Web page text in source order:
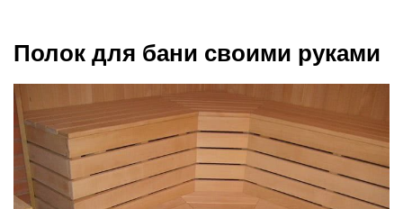
Полок для бани своими руками